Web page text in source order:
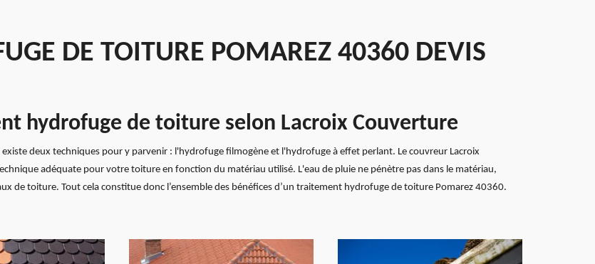
DE TOITURE POMAREZ 40360 DEVIS
hydrofuge de toiture selon Lacroix Couverture
deux techniques pour y parvenir : l'hydrofuge filmogène et l'hydrofuge à effet perlant. Le couvreur Lacroix
adéquate pour votre toiture en fonction du matériau utilisé. L'eau de pluie ne pénètre pas dans le matériau,
de toiture. Tout cela constitue donc l’ensemble des bénéfices d’un traitement hydrofuge de toiture Pomarez 40360.